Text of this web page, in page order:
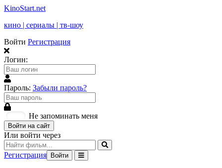
KinoStart.net
кино | сериалы | тв-шоу
Войти Регистрация
Логин:
Пароль: Забыли пароль?
Не запоминать меня
Войти на сайт
Или войти через
Регистрация Войти